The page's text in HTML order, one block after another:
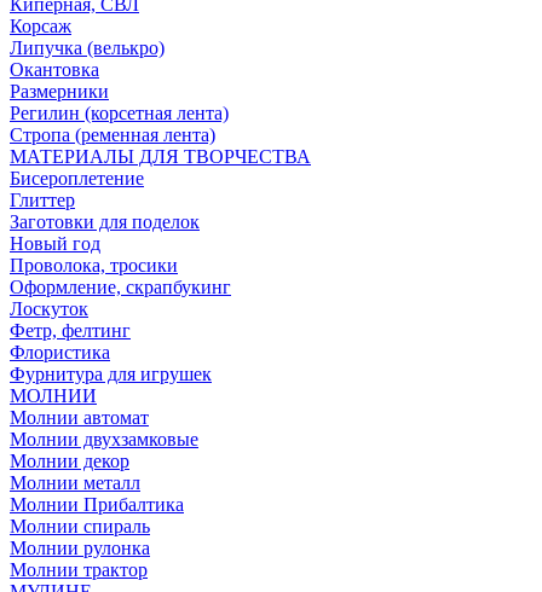
Киперная, СВЛ
Корсаж
Липучка (велькро)
Окантовка
Размерники
Регилин (корсетная лента)
Стропа (ременная лента)
МАТЕРИАЛЫ ДЛЯ ТВОРЧЕСТВА
Бисероплетение
Глиттер
Заготовки для поделок
Новый год
Проволока, тросики
Оформление, скрапбукинг
Лоскуток
Фетр, фелтинг
Флористика
Фурнитура для игрушек
МОЛНИИ
Молнии автомат
Молнии двухзамковые
Молнии декор
Молнии металл
Молнии Прибалтика
Молнии спираль
Молнии рулонка
Молнии трактор